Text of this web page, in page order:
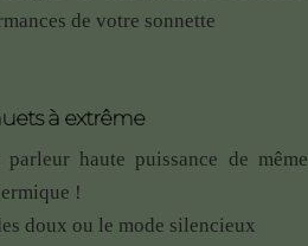
5
5
de votre sonnette
à extrême
haute puissance de même
!
doux ou le mode silencieux